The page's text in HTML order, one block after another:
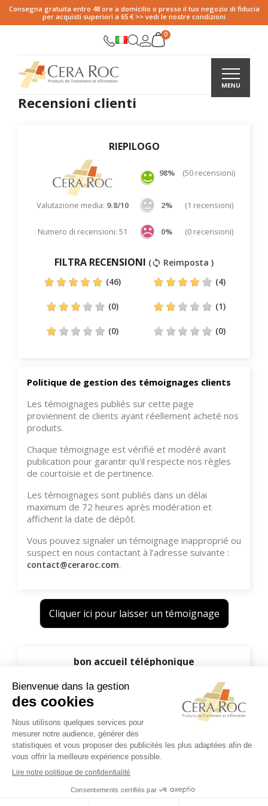
Consegna gratuita entro 48 ore a domicilio o presso il tuo negozio di fiducia
per acquisti superiori a 65 € >> vedi le nostre condizioni
Recensioni clienti
RIEPILOGO
98% (50 recensioni)
Valutazione media: 9.8/10 2% (1 recensioni)
Numero di recensioni: 51 0% (0 recensioni)
FILTRA RECENSIONI (sync Reimposta )
(46)
(4)
(0) (1)
(0) (0)
Politique de gestion des témoignages clients
Les témoignages publiés sur cette page
proviennent de clients ayant réellement acheté nos
produits.
Chaque témoignage est vérifié et modéré avant
publication pour garantir qu'il respecte nos règles
de courtoisie et de pertinence.
Les témoignages sont publiés dans un délai
maximum de 72 heures après modération et
affichent la date de dépôt.
Vous pouvez signaler un témoignage inapproprié ou
suspect en nous contactant à l’adresse suivante :
contact@ceraroc.com.
Cliquer ici pour laisser un témoignage
bon accueil téléphonique
- ✅ témoignage vérifié
bon accueil téléphonique suite à nos demandes car
livraison en retard, le transporteur ne trouvait pas notre
adresse !
Marco